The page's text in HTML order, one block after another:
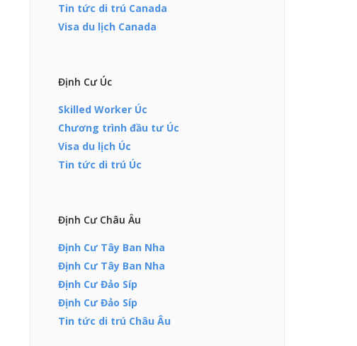
Tin tức di trú Canada
Visa du lịch Canada
Định Cư Úc
Skilled Worker Úc
Chương trình đầu tư Úc
Visa du lịch Úc
Tin tức di trú Úc
Định Cư Châu Âu
Định Cư Tây Ban Nha
Định Cư Tây Ban Nha
Định Cư Đảo Síp
Định Cư Đảo Síp
Tin tức di trú Châu Âu